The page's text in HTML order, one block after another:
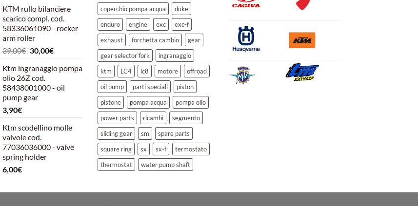
originale
era:
39,00€.
attuale
è:
30,00€.
KTM rullo bilanciere
scarico compl. cod.
58336061090 - rocker
arm roller
39,00€ Il
originale
era:
39,00€.
30,00€Il
attuale
30,00€.
Ktm ingranaggio pompa
olio 26Z cod.
58438001000 - oil
pump gear
3,90€
Ktm scodellino molle
valvole cod.
77036036000 - valve
spring holder
6,00€
coperchio pompa acqua
duke
enduro
engine exc
exc-f
exhaust
forchetta cambio
gear
gear selector fork
ingranaggio
ktm
LC4 lc8 motore
offroad
oil pump
parti speciali
piston
pistone
pompa acqua
pompa olio
power parts
ricambi
segmento
sliding gear
sm
spare parts
square ring
sx sx-f
termostato
thermostat
water pump shaft